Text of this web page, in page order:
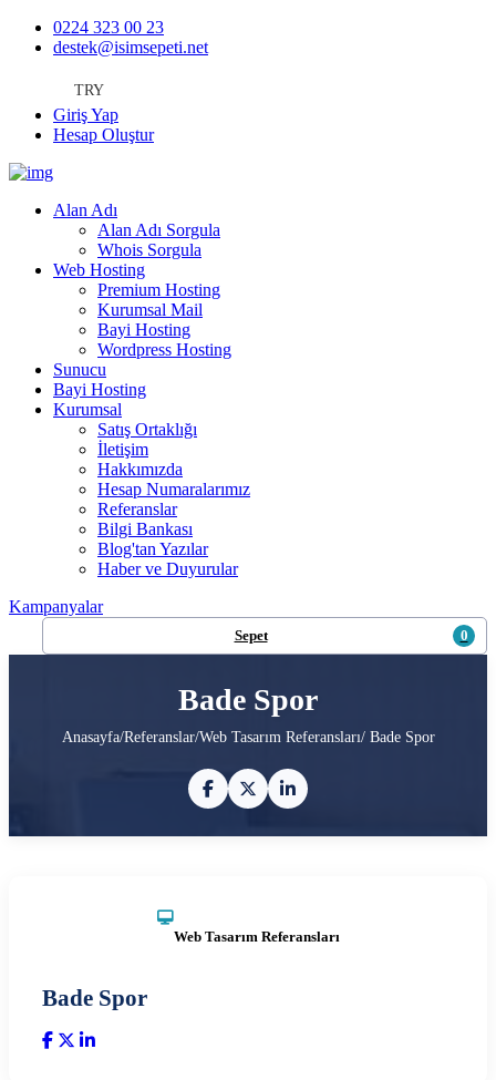
0224 323 00 23
destek@isimsepeti.net
TRY
Giriş Yap
Hesap Oluştur
Alan Adı
Alan Adı Sorgula
Whois Sorgula
Web Hosting
Premium Hosting
Kurumsal Mail
Bayi Hosting
Wordpress Hosting
Sunucu
Bayi Hosting
Kurumsal
Satış Ortaklığı
İletişim
Hakkımızda
Hesap Numaralarımız
Referanslar
Bilgi Bankası
Blog'tan Yazılar
Haber ve Duyurular
Kampanyalar
Sepet 0
Bade Spor
Anasayfa/Referanslar/Web Tasarım Referansları/ Bade Spor
Web Tasarım Referansları
Bade Spor